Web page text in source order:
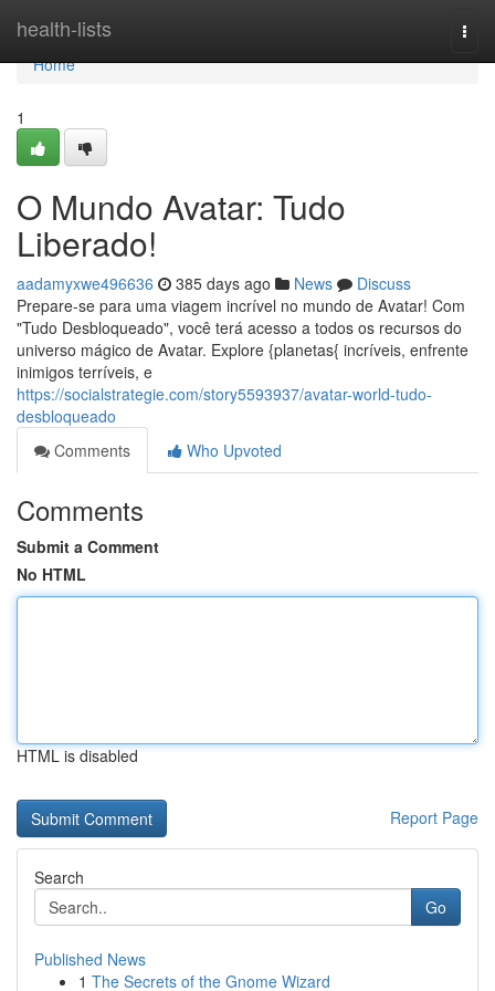
health-lists
Home
Home
1
O Mundo Avatar: Tudo
Liberado!
aadamyxwe496636 385 days ago News
Discuss
Prepare-se para uma viagem incrível no mundo de Avatar! Com
"Tudo Desbloqueado", você terá acesso a todos os recursos do
universo mágico de Avatar. Explore {planetas{ incríveis, enfrente
inimigos terríveis, e
https://socialstrategie.com/story5593937/avatar-world-tudo-
desbloqueado
Comments
Who Upvoted
Comments
Submit a Comment
No HTML
HTML is disabled
Report Page
Search
Go
Published News
1 The Secrets of the Gnome Wizard